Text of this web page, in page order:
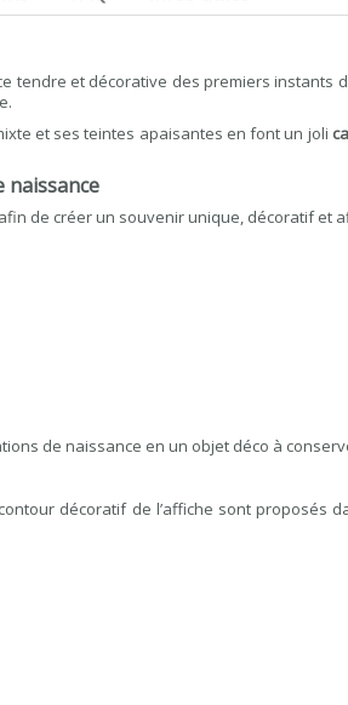
tendre et décorative des premiers instants
et ses teintes apaisantes en font un joli
naissance
de créer un souvenir unique, décoratif et
de naissance en un objet déco à
décoratif de l’affiche sont proposés